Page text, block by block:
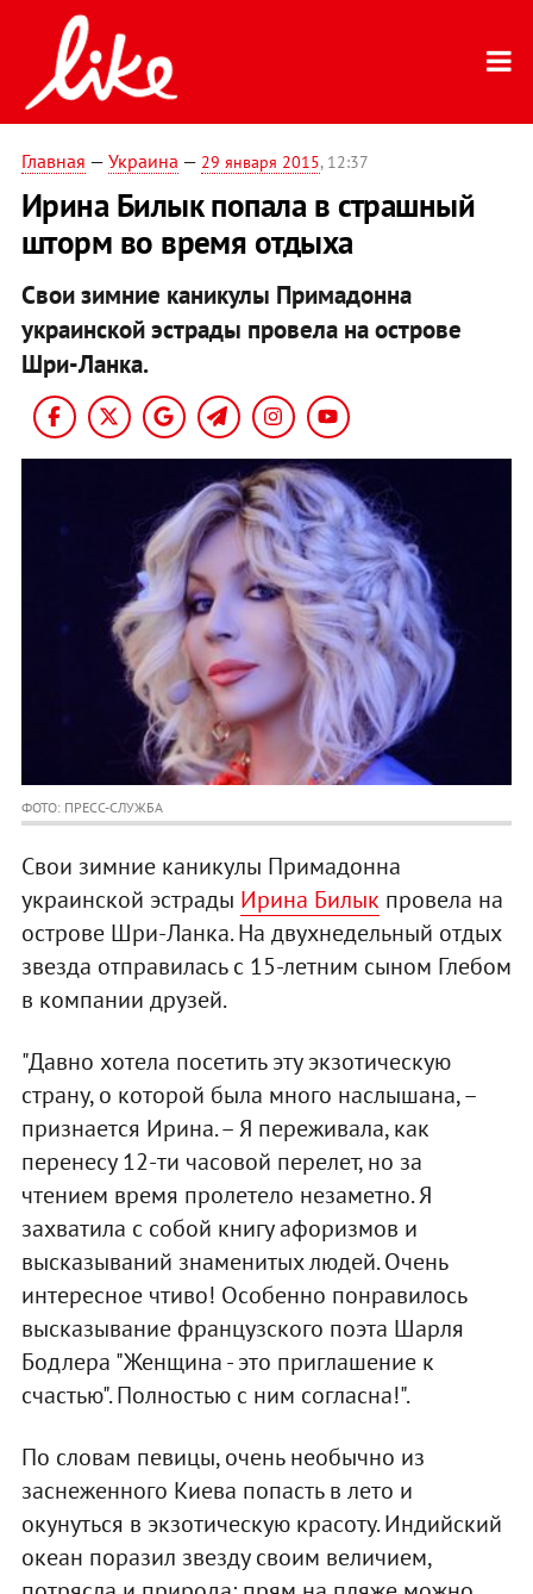
Главная — Украина — 29 января 2015, 12:37
Ирина Билык попала в страшный
шторм во время отдыха
Свои зимние каникулы Примадонна
украинской эстрады провела на острове
Шри-Ланка.
ФОТО: ПРЕСС-СЛУЖБА
Свои зимние каникулы Примадонна
украинской эстрады Ирина Билык провела на
острове Шри-Ланка. На двухнедельный отдых
звезда отправилась с 15-летним сыном Глебом
в компании друзей.
"Давно хотела посетить эту экзотическую
страну, о которой была много наслышана, –
признается Ирина. – Я переживала, как
перенесу 12-ти часовой перелет, но за
чтением время пролетело незаметно. Я
захватила с собой книгу афоризмов и
высказываний знаменитых людей. Очень
интересное чтиво! Особенно понравилось
высказывание французского поэта Шарля
Бодлера "Женщина - это приглашение к
счастью". Полностью с ним согласна!".
По словам певицы, очень необычно из
заснеженного Киева попасть в лето и
окунуться в экзотическую красоту. Индийский
океан поразил звезду своим величием,